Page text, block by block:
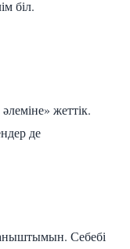
біл.
жеттік.
де
Себебі